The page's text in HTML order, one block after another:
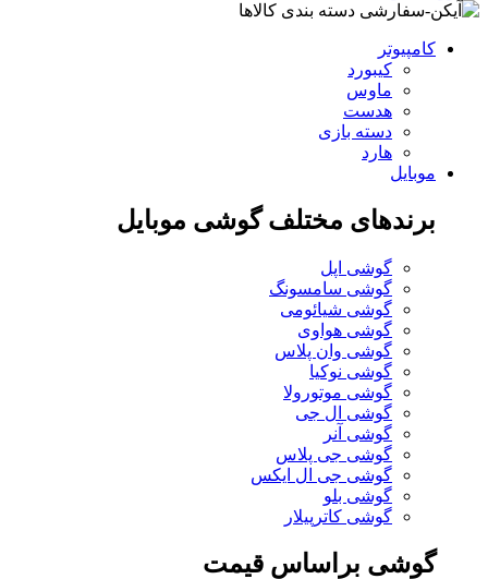
دسته بندی کالاها
کامپیوتر
کیبورد
ماوس
هدست
دسته بازی
هارد
موبایل
برندهای مختلف گوشی موبایل
گوشی اپل
گوشی سامسونگ
گوشی شیائومی
گوشی هواوی
گوشی وان پلاس
گوشی نوکیا
گوشی موتورولا
گوشی ال جی
گوشی آنر
گوشی جی پلاس
گوشی جی ال ایکس
گوشی بلو
گوشی کاترپیلار
گوشی براساس قیمت